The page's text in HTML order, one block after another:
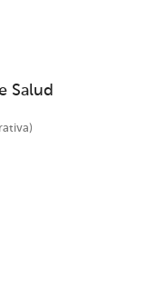
Salud